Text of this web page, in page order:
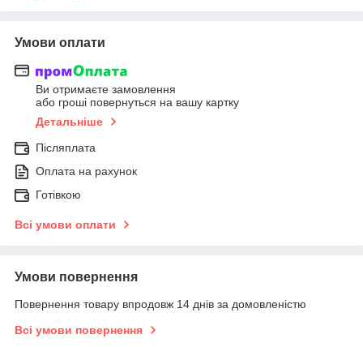
Умови оплати
Ви отримаєте замовлення
або гроші повернуться на вашу картку
Детальніше
Післяплата
Оплата на рахунок
Готівкою
Всі умови оплати
Умови повернення
Повернення товару впродовж 14 днів за домовленістю
Всі умови повернення